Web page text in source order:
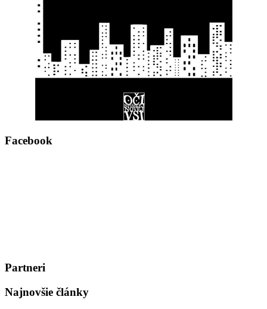
Facebook
Partneri
Najnovšie články